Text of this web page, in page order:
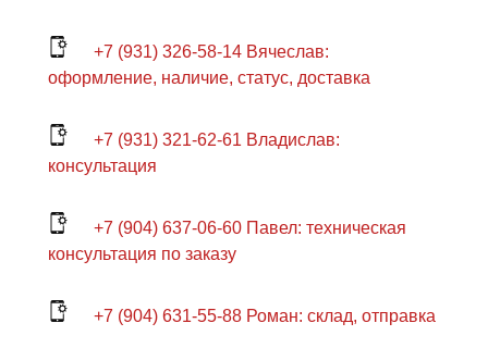
+7 (931) 326-58-14 Вячеслав:
оформление, наличие, статус, доставка
+7 (931) 321-62-61 Владислав:
консультация
+7 (904) 637-06-60 Павел: техническая
консультация по заказу
+7 (904) 631-55-88 Роман: склад, отправка